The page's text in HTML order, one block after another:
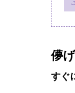
儚
すぐ